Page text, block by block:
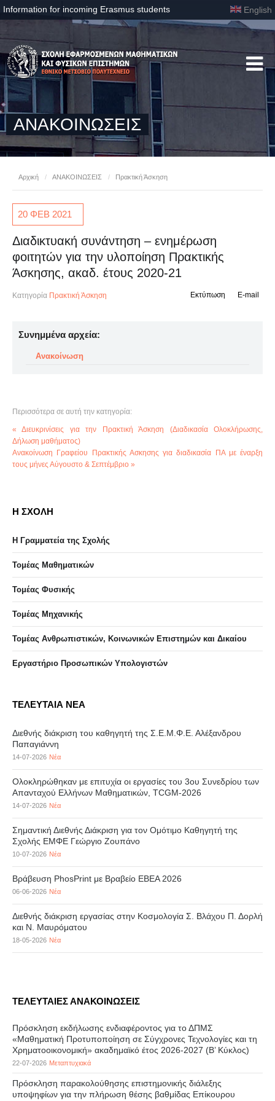
Information for incoming Erasmus students English
ΑΝΑΚΟΙΝΩΣΕΙΣ
Αρχική / ΑΝΑΚΟΙΝΩΣΕΙΣ / Πρακτική Άσκηση
20 ΦΕΒ 2021
Διαδικτυακή συνάντηση – ενημέρωση
φοιτητών για την υλοποίηση Πρακτικής
Άσκησης, ακαδ. έτους 2020-21
Κατηγορία Πρακτική Άσκηση E-mail
Εκτύπωση
Συνημμένα αρχεία:
Ανακοίνωση
Περισσότερα σε αυτή την κατηγορία:
« Διευκρινίσεις για την Πρακτική Άσκηση (Διαδικασία Ολοκλήρωσης,
Δήλωση μαθήματος)
Aνακοίνωση Γραφείου Πρακτικής Ασκησης για διαδικασία ΠΑ με έναρξη
τους μήνες Αύγουστο & Σεπτέμβριο »
Η ΣΧΟΛΗ
Η Γραμματεία της Σχολής
Τομέας Μαθηματικών
Τομέας Φυσικής
Τομέας Μηχανικής
Τομέας Ανθρωπιστικών, Κοινωνικών Επιστημών και Δικαίου
Eργαστήριo Προσωπικών Υπολογιστών
ΤΕΛΕΥΤΑΙΑ ΝΕΑ
Διεθνής διάκριση του καθηγητή της Σ.Ε.Μ.Φ.Ε. Αλέξανδρου
Παπαγιάννη
14-07-2026 Νέα
Ολοκληρώθηκαν με επιτυχία οι εργασίες του 3ου Συνεδρίου των
Απανταχού Ελλήνων Μαθηματικών, TCGM-2026
14-07-2026 Νέα
Σημαντική Διεθνής Διάκριση για τον Ομότιμο Καθηγητή της
Σχολής ΕΜΦΕ Γεώργιο Ζουπάνο
10-07-2026 Νέα
Βράβευση PhosPrint με Βραβείο ΕΒΕΑ 2026
06-06-2026 Νέα
Διεθνής διάκριση εργασίας στην Κοσμολογία Σ. Βλάχου Π. Δορλή
και Ν. Μαυρόματου
18-05-2026 Νέα
ΤΕΛΕΥΤΑΙΕΣ ΑΝΑΚΟΙΝΩΣΕΙΣ
Πρόσκληση εκδήλωσης ενδιαφέροντος για το ΔΠΜΣ
«Μαθηματική Προτυποποίηση σε Σύγχρονες Τεχνολογίες και τη
Χρηματοοικονομική» ακαδημαϊκό έτος 2026-2027 (B’ Kύκλος)
22-07-2026 Μεταπτυχιακά
Πρόσκληση παρακολούθησης επιστημονικής διάλεξης
υποψηφίων για την πλήρωση θέσης βαθμίδας Επίκουρου